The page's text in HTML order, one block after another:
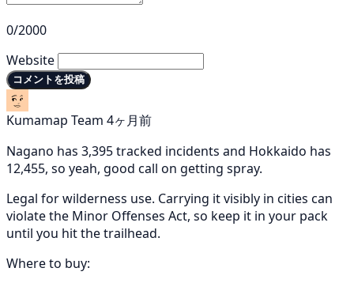
0/2000
Website
コメントを投稿
Kumamap Team 4ヶ月前
Nagano has 3,395 tracked incidents and Hokkaido has
12,455, so yeah, good call on getting spray.
Legal for wilderness use. Carrying it visibly in cities can
violate the Minor Offenses Act, so keep it in your pack
until you hit the trailhead.
Where to buy: